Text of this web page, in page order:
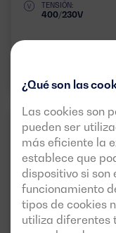
¿Qué son las
Las cookies son
pueden ser
más eficiente la
establece que
dispositivo si
funcionamiento
tipos de cookies
utiliza diferentes
TENSIÓN:
400/230V
BAUDOUIN